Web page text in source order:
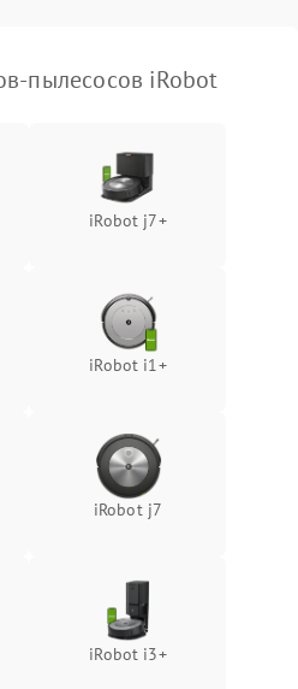
пылесосов iRobot
iRobot j7+
iRobot i1+
iRobot j7
iRobot i3+